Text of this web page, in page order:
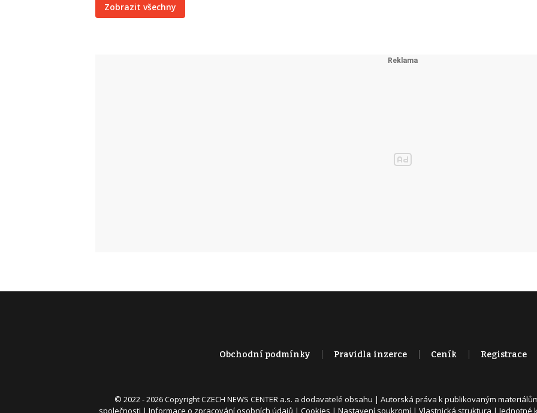
Zobrazit všechny
Obchodní podmínky Pravidla inzerce Ceník Registrace
© 2022 - 2026 Copyright CZECH NEWS CENTER a.s. a dodavatelé obsahu | Autorská práva k publikovaným
společnosti | Informace o zpracování osobních údajů | Cookies | Nastavení soukromí| Vlastnická struktura | Jednotné